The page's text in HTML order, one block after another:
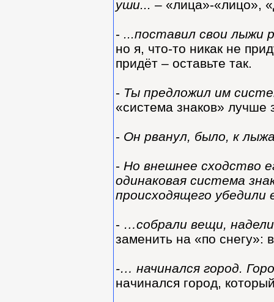
уши... – «лица»-«лицо»,
- ...поставил свои лыжи
но я, что-то никак не
придёт – оставьте так.
- Ты предложил им
«система знаков» лучше
- Он рванул, было, к
- Но внешнее сходство
одинаковая система
происходящего убедили
- …собрали вещи,
заменить на «по снегу»:
-… начинался город.
начинался город,